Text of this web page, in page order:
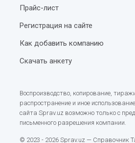
Прайс-лист
Регистрация на сайте
Как добавить компанию
Скачать анкету
Воспроизводство, копирование,
распространение и иное
сайта Sprav.uz возможно только с
письменного разрешения компании.
© 2023 - 2026 Sprav.uz — Справочник